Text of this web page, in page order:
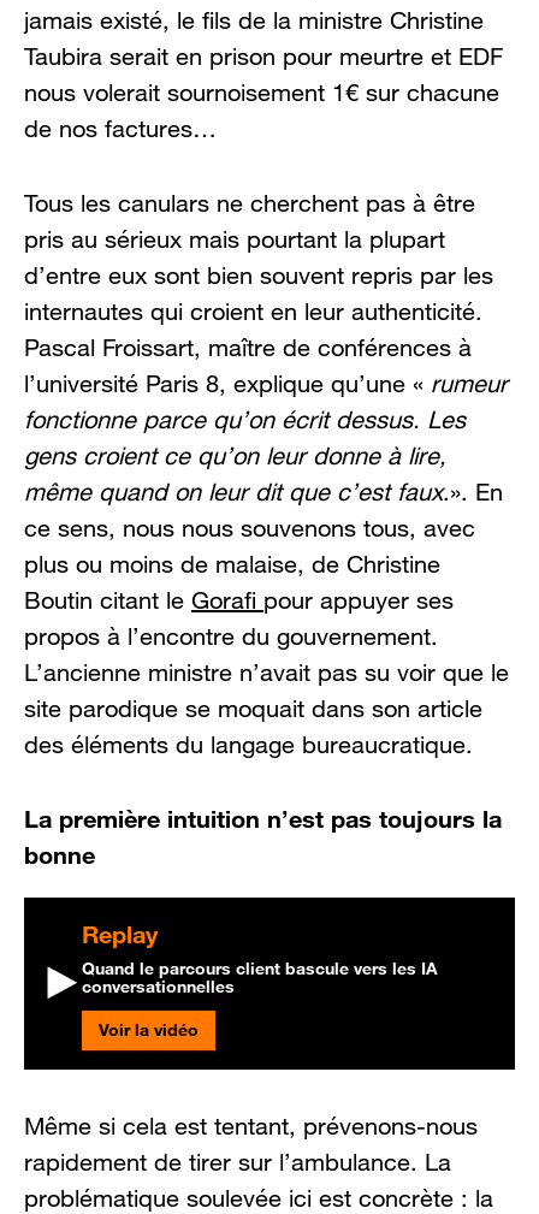
jamais existé, le fils de la ministre Christine
Taubira serait en prison pour meurtre et EDF
nous volerait sournoisement 1€ sur chacune
de nos factures…
Tous les canulars ne cherchent pas à être
pris au sérieux mais pourtant la plupart
d’entre eux sont bien souvent repris par les
internautes qui croient en leur authenticité.
Pascal Froissart, maître de conférences à
l’université Paris 8, explique qu’une « rumeur
fonctionne parce qu’on écrit dessus. Les
gens croient ce qu’on leur donne à lire,
même quand on leur dit que c’est faux.». En
ce sens, nous nous souvenons tous, avec
plus ou moins de malaise, de Christine
Boutin citant le Gorafi pour appuyer ses
propos à l’encontre du gouvernement.
L’ancienne ministre n’avait pas su voir que le
site parodique se moquait dans son article
des éléments du langage bureaucratique.
La première intuition n’est pas toujours la
bonne
Replay
Quand le parcours client bascule vers les IA
conversationnelles
Voir la vidéo
Même si cela est tentant, prévenons-nous
rapidement de tirer sur l’ambulance. La
problématique soulevée ici est concrète : la